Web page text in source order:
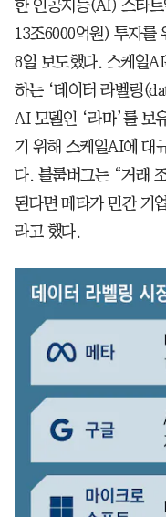
한 인공지능(AI) 스타
13조6000억원) 투자를
8일 보도했다. 스케일
하는 ‘데이터 라벨링
AI 모델인 ‘라마’를 보
기 위해 스케일AI에 대
다. 블룸버그는 “거래
된다면 메타가 민간 기
라고 했다.